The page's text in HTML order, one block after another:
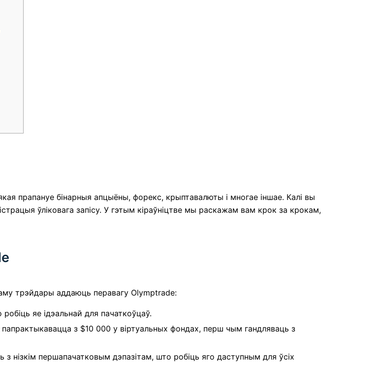
прапануе бінарныя апцыёны, форекс, крыптавалюты і многае іншае. Калі вы
ўліковага запісу. У гэтым кіраўніцтве мы раскажам вам крок за крокам,
трэйдары аддаюць перавагу Olymptrade:
яе ідэальнай для пачаткоўцаў.
папрактыкавацца з $10 000 у віртуальных фондах, перш чым гандляваць з
нізкім першапачатковым дэпазітам, што робіць яго даступным для ўсіх